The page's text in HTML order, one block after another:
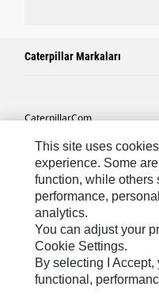
Caterpillar Markaları
Caterpillar.com
Caterpillar Müşteri
Site Haritası
Cookie Settings
Yasal
Gizlilik
This site uses
experience. Some
function, while others
performance,
analytics.
You can adjust your
Cookie Settings.
By selecting I
functional,